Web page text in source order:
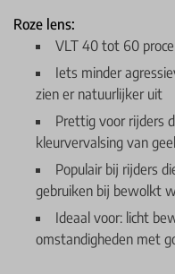
Roze lens:
VLT 40 tot 60
Iets minder
zien er natuurlijker uit
Prettig voor rijders
kleurvervalsing van
Populair bij rijders
gebruiken bij bewolkt
Ideaal voor: licht
omstandigheden met